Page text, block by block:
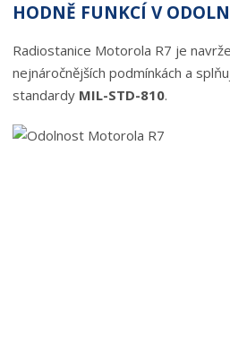
HODNĚ FUNKCÍ V
Radiostanice Motorola R7 je
nejnáročnějších podmínkách a
standardy MIL-STD-810.